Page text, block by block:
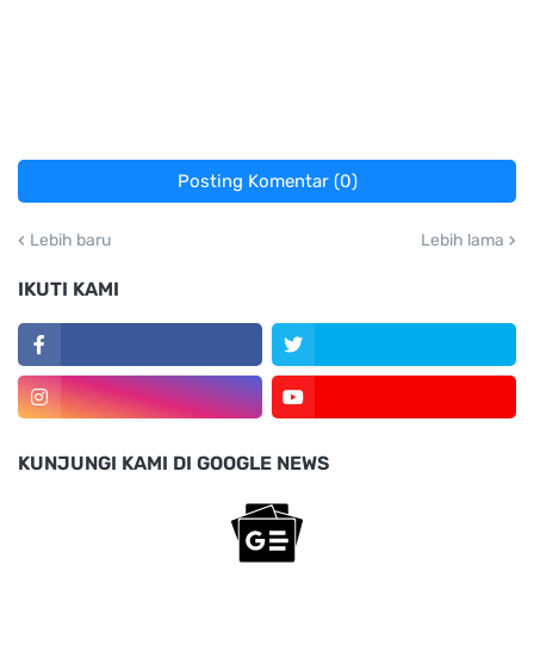
Posting Komentar (0)
Lebih baru Lebih lama
IKUTI KAMI
KUNJUNGI KAMI DI GOOGLE NEWS